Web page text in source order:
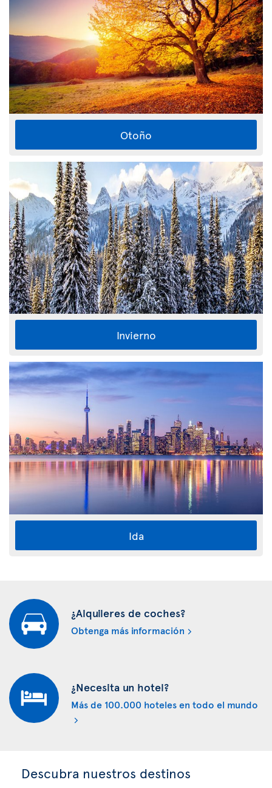
Otoño
Invierno
Ida
¿Alquileres de coches?
Obtenga más información
¿Necesita un hotel?
Más de 100.000 hoteles en todo el mundo
Descubra nuestros destinos